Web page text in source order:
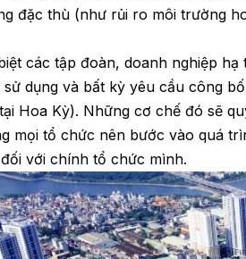
đặc thù (như rủi ro môi trường
các tập đoàn, doanh nghiệp
sử dụng và bất kỳ yêu cầu công
Hoa Kỳ). Những cơ chế đó sẽ
mọi tổ chức nên bước vào quá
với chính tổ chức mình.